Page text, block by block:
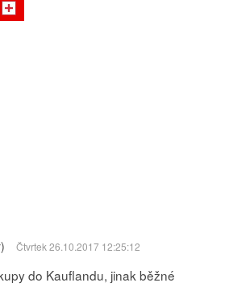
Čtvrtek 26.10.2017 12:25:12
do Kauflandu, jinak běžné